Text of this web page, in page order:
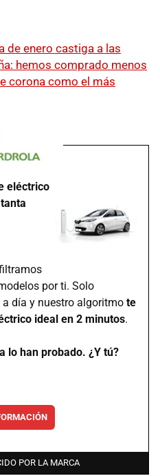
de enero castiga a las
hemos comprado menos
corona como el más
eléctrico
por ti. Solo
día y nuestro algoritmo te
ideal en 2 minutos.
lo han probado. ¿Y tú?
POR LA MARCA